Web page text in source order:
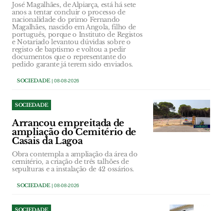
José Magalhães, de Alpiarça, está há sete
anos a tentar concluir o processo de
nacionalidade do primo Fernando
Magalhães, nascido em Angola, filho de
português, porque o Instituto de Registos
e Notariado levantou dúvidas sobre o
registo de baptismo e voltou a pedir
documentos que o representante do
pedido garante já terem sido enviados.
SOCIEDADE| 08-08-2026
SOCIEDADE
Arrancou empreitada de
ampliação do Cemitério de
Casais da Lagoa
Obra contempla a ampliação da área do
cemitério, a criação de três talhões de
sepulturas e a instalação de 42 ossários.
SOCIEDADE| 08-08-2026